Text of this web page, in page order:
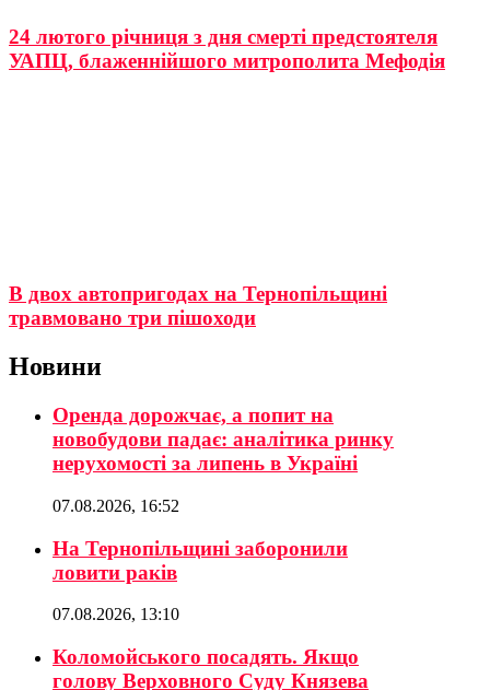
24 лютого річниця з дня смерті предстоятеля
УАПЦ, блаженнійшого митрополита Мефодія
В двох автопригодах на Тернопільщині
травмовано три пішоходи
Новини
Оренда дорожчає, а попит на
новобудови падає: аналітика ринку
нерухомості за липень в Україні
07.08.2026, 16:52
На Тернопільщині заборонили
ловити раків
07.08.2026, 13:10
Коломойського посадять. Якщо
голову Верховного Суду Князева